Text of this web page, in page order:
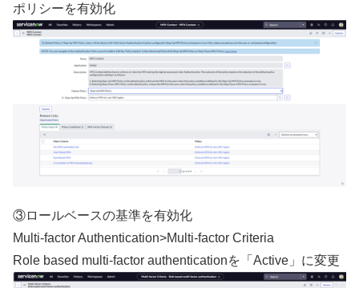
ポリシーを有効化
③ロールベースの基準を有効化
Multi-factor Authentication>Multi-factor Criteria
Role based multi-factor authenticationを「Active」に変更